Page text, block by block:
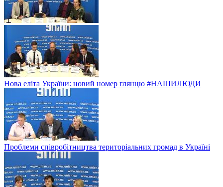
Нова еліта України: новий номер глянцю #НАШИЛЮДИ
Проблеми співробітництва територіальних громад в Україні